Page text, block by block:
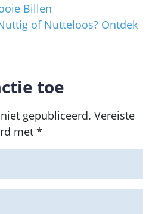
Billen
of Nutteloos? Ontdek
toe
gepubliceerd. Vereiste
met *